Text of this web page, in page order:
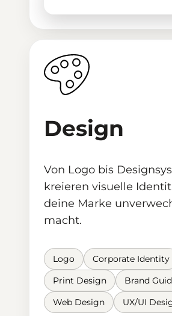
Design
Von Logo bis
kreieren visuelle
deine Marke
macht.
Logo
Corporate Identity
Print Design
Brand
Web Design
UX/UI